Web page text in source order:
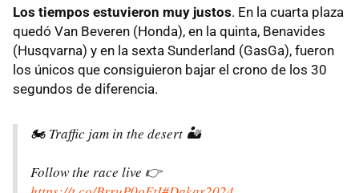
Los tiempos estuvieron muy justos. En la cuarta plaza
quedó Van Beveren (Honda), en la quinta, Benavides
(Husqvarna) y en la sexta Sunderland (GasGa), fueron
los únicos que consiguieron bajar el crono de los 30
segundos de diferencia.
🏍️ Traffic jam in the desert 🏜️
Follow the race live 👉